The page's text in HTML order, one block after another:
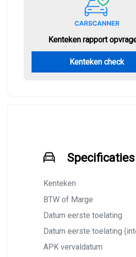
Kenteken rapport
Kenteken check
Specificaties
Kenteken
BTW of Marge
Datum eerste toelating
Datum eerste toelating
APK vervaldatum